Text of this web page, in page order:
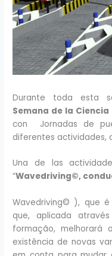
Durante toda esta
Semana de la
con Jornadas de
diferentes actividades,
Una de las
“Wavedriving©,
Wavedriving© ), que é
que, aplicada
formação, melhorará
existência de novas